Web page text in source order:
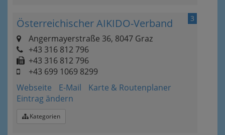
3
Österreichischer AIKIDO-Verband
Angermayerstraße 36, 8047 Graz
+43 316 812 796
+43 316 812 796
+43 699 1069 8299
Webseite
E-Mail
Karte & Routenplaner
Eintrag ändern
Kategorien